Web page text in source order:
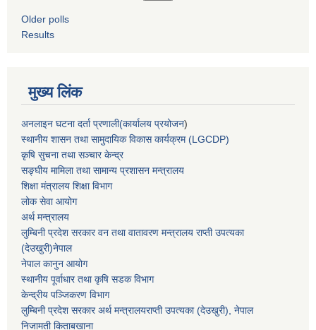
Older polls
Results
मुख्य लिंक
अनलाइन घटना दर्ता प्रणाली(कार्यालय प्रयोजन)
स्थानीय शासन तथा सामुदायिक विकास कार्यक्रम (LGCDP)
कृषि सुचना तथा सञ्चार केन्द्र
सङ्घीय मामिला तथा सामान्य प्रशासन मन्त्रालय
शिक्षा मंत्रालय शिक्षा विभाग
लोक सेवा आयोग
अर्थ मन्त्रालय
लुम्बिनी प्रदेश सरकार वन तथा वातावरण मन्त्रालय राप्ती उपत्यका
(देउखुरी)नेपाल
नेपाल कानुन आयोग
स्थानीय पूर्वाधार तथा कृषि सडक विभाग
केन्द्रीय पञ्जिकरण विभाग
लुम्बिनी प्रदेश सरकार अर्थ मन्त्रालयराप्ती उपत्यका (देउखुरी), नेपाल
निजामती किताबखाना